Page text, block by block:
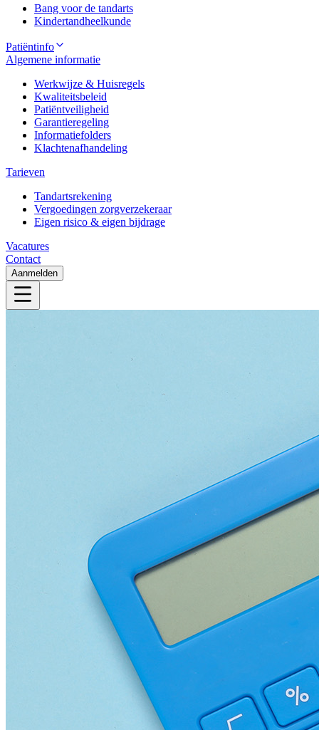
Bang voor de tandarts
Kindertandheelkunde
Patiëntinfo
Algemene informatie
Werkwijze & Huisregels
Kwaliteitsbeleid
Patiëntveiligheid
Garantieregeling
Informatiefolders
Klachtenafhandeling
Tarieven
Tandartsrekening
Vergoedingen zorgverzekeraar
Eigen risico & eigen bijdrage
Vacatures
Contact
Aanmelden